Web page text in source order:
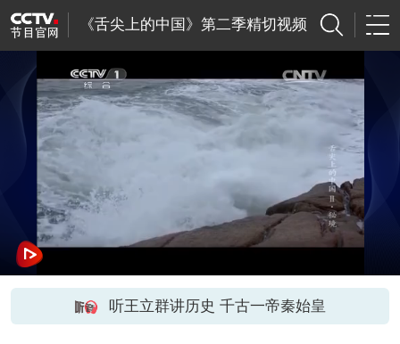
《舌尖上的中国》第二季精切视频
听王立群讲历史 千古一帝秦始皇